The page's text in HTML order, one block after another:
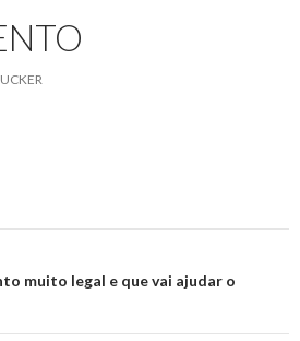
muito legal e que vai ajudar o